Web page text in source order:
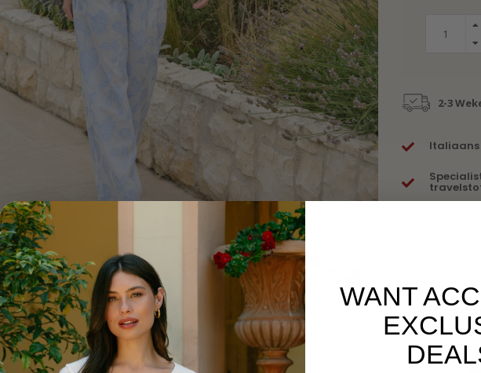
2-3
Italiaans
Offwhite combineert comfort met een stijlvolle en moderne uitstraling. De
prettig gedurende de hele dag. Dankzij het tijdloze design is dit model
WANT